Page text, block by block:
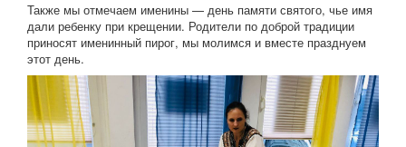
Также мы отмечаем именины — день памяти святого, чье имя
дали ребенку при крещении. Родители по доброй традиции
приносят именинный пирог, мы молимся и вместе празднуем
этот день.